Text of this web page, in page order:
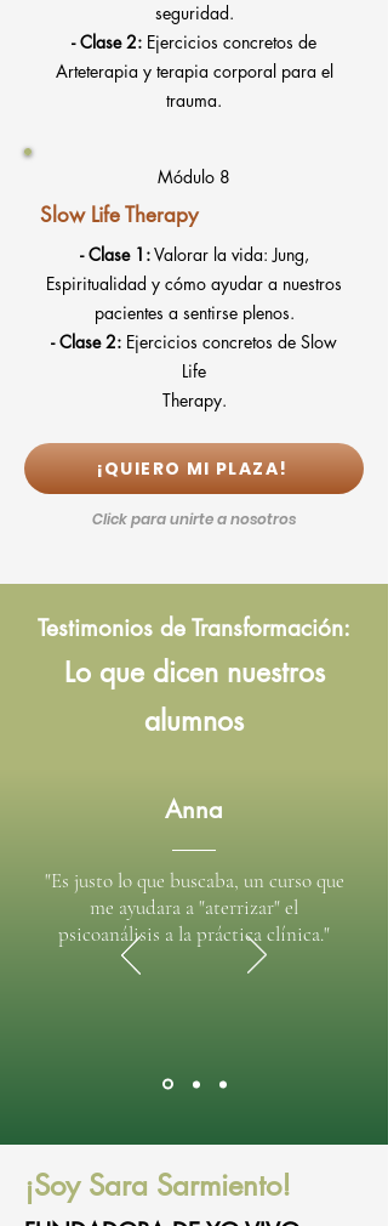
seguridad.
- Clase 2: Ejercicios concretos de
Arteterapia y terapia corporal para el
trauma.
Módulo 8
Slow Life Therapy
- Clase 1:Valorar la vida: Jung,
Espiritualidad y cómo ayudar a nuestros
pacientes a sentirse plenos.
- Clase 2: Ejercicios concretos de Slow
Life
Therapy.
¡QUIERO MI PLAZA!
Click para unirte a nosotros
Testimonios de Transformación:
Lo que dicen nuestros
alumnos
Anna
"Es justo lo que buscaba, un curso que
me ayudara a "aterrizar" el
psicoanálisis a la práctica clínica."
¡Soy Sara Sarmiento!